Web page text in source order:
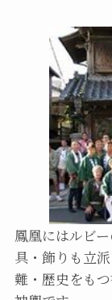
鳳凰にはルビ
具・飾りも立
難・歴史をも